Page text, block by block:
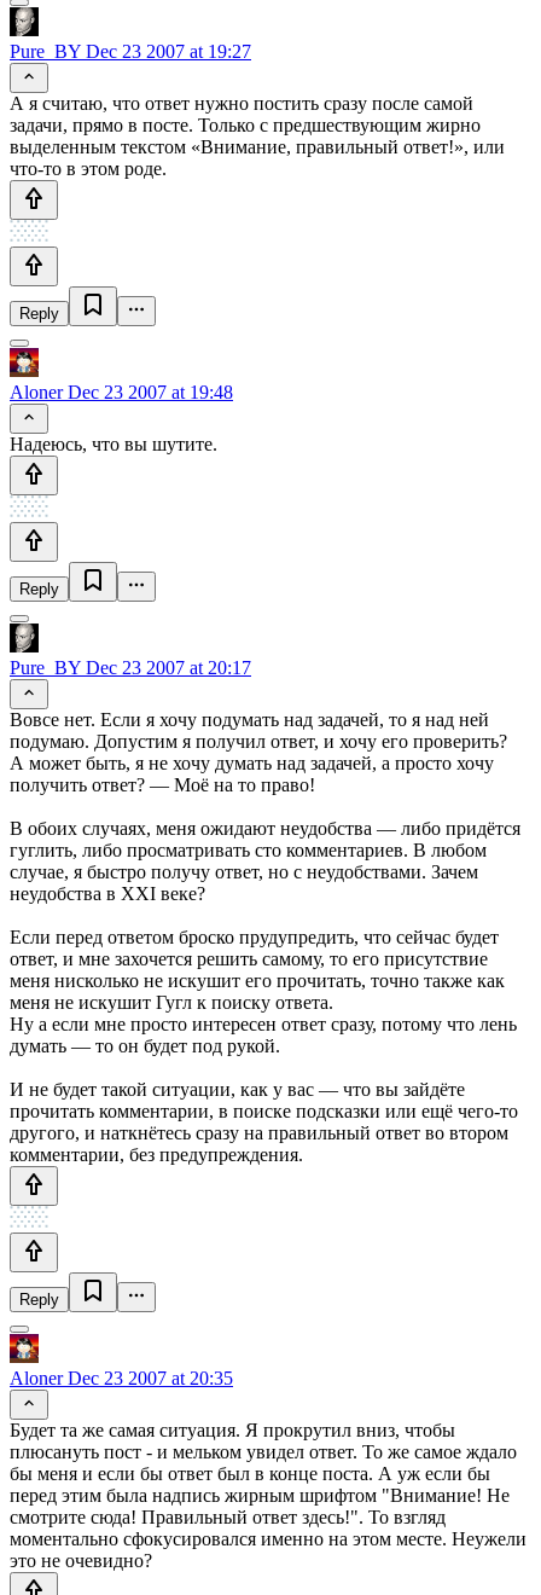
Pure_BY Dec 23 2007 at 19:27
А я считаю, что ответ нужно постить сразу после самой
задачи, прямо в посте. Только с предшествующим жирно
выделенным текстом «Внимание, правильный ответ!», или
что-то в этом роде.
Reply
AlonerDec 23 2007 at 19:48
Надеюсь, что вы шутите.
Reply
Pure_BY Dec 23 2007 at 20:17
Вовсе нет. Если я хочу подумать над задачей, то я над ней
подумаю. Допустим я получил ответ, и хочу его проверить?
А может быть, я не хочу думать над задачей, а просто хочу
получить ответ? — Моё на то право!
В обоих случаях, меня ожидают неудобства — либо придётся
гуглить, либо просматривать сто комментариев. В любом
случае, я быстро получу ответ, но с неудобствами. Зачем
неудобства в XXI веке?
Если перед ответом броско прудупредить, что сейчас будет
ответ, и мне захочется решить самому, то его присутствие
меня нисколько не искушит его прочитать, точно также как
меня не искушит Гугл к поиску ответа.
Ну а если мне просто интересен ответ сразу, потому что лень
думать — то он будет под рукой.
И не будет такой ситуации, как у вас — что вы зайдёте
прочитать комментарии, в поиске подсказки или ещё чего-то
другого, и наткнётесь сразу на правильный ответ во втором
комментарии, без предупреждения.
Reply
AlonerDec 23 2007 at 20:35
Будет та же самая ситуация. Я прокрутил вниз, чтобы
плюсануть пост - и мельком увидел ответ. То же самое ждало
бы меня и если бы ответ был в конце поста. А уж если бы
перед этим была надпись жирным шрифтом "Внимание! Не
смотрите сюда! Правильный ответ здесь!". То взгляд
моментально сфокусировался именно на этом месте. Неужели
это не очевидно?